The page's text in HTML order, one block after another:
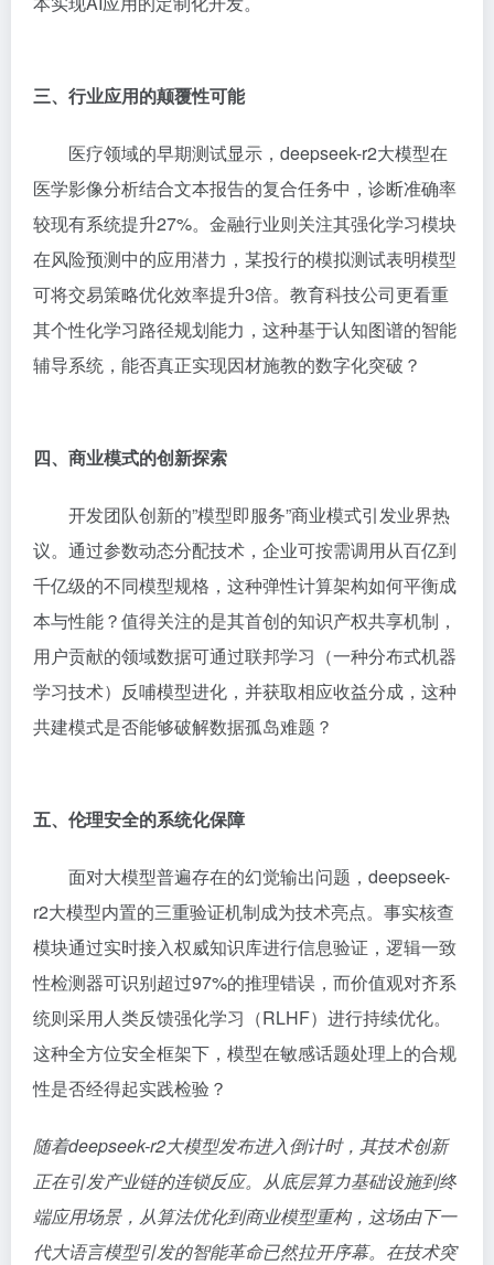
三、行业应用的颠覆性可能
医疗领域的早期测试显示，deepseek-r2大模型在
医学影像分析结合文本报告的复合任务中，诊断准确率
较现有系统提升27%。金融行业则关注其强化学习模块
在风险预测中的应用潜力，某投行的模拟测试表明模型
可将交易策略优化效率提升3倍。教育科技公司更看重
其个性化学习路径规划能力，这种基于认知图谱的智能
辅导系统，能否真正实现因材施教的数字化突破？
四、商业模式的创新探索
开发团队创新的”模型即服务”商业模式引发业界热
议。通过参数动态分配技术，企业可按需调用从百亿到
千亿级的不同模型规格，这种弹性计算架构如何平衡成
本与性能？值得关注的是其首创的知识产权共享机制，
用户贡献的领域数据可通过联邦学习（一种分布式机器
学习技术）反哺模型进化，并获取相应收益分成，这种
共建模式是否能够破解数据孤岛难题？
五、伦理安全的系统化保障
面对大模型普遍存在的幻觉输出问题，deepseek-
r2大模型内置的三重验证机制成为技术亮点。事实核查
模块通过实时接入权威知识库进行信息验证，逻辑一致
性检测器可识别超过97%的推理错误，而价值观对齐系
统则采用人类反馈强化学习（RLHF）进行持续优化。
这种全方位安全框架下，模型在敏感话题处理上的合规
性是否经得起实践检验？
随着deepseek-r2大模型发布进入倒计时，其技术创新
正在引发产业链的连锁反应。从底层算力基础设施到终
端应用场景，从算法优化到商业模型重构，这场由下一
代大语言模型引发的智能革命已然拉开序幕。在技术突